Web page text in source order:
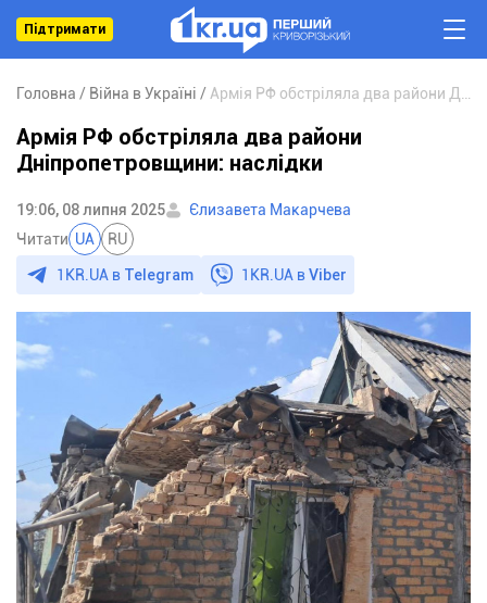
Підтримати
Головна Війна в Україні
Армія РФ обстріляла два райони
Дніпропетровщини: наслідки
19:06, 08 липня 2025
Єлизавета Макарчева
Читати UA RU
1KR.UA в Telegram 1KR.UA вViber